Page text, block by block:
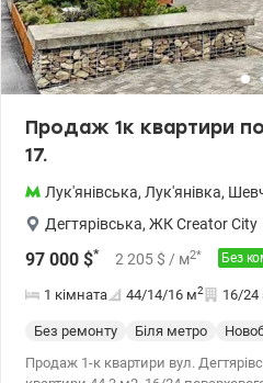
Продаж 1к квартири
17.
Лук'янівська, Лук'янівка,
Дегтярівська, ЖК Creator City
97 000 $* 2 205 $ / м2* Без
1 кімната 44/14/16 м2 16/24
Без ремонту Біля метро
Продаж 1-к квартири вул.